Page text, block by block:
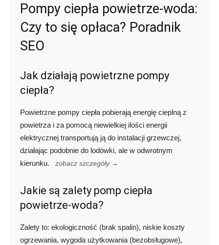
Pompy ciepła powietrze-woda:
Czy to się opłaca? Poradnik
SEO
Jak działają powietrzne pompy
ciepła?
Powietrzne pompy ciepła pobierają energię cieplną z
powietrza i za pomocą niewielkiej ilości energii
elektrycznej transportują ją do instalacji grzewczej,
działając podobnie do lodówki, ale w odwrotnym
kierunku.
zobacz szczegóły →
Jakie są zalety pomp ciepła
powietrze-woda?
Zalety to: ekologiczność (brak spalin), niskie koszty
ogrzewania, wygoda użytkowania (bezobsługowe),